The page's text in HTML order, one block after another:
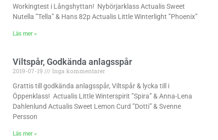
Workingtest i Långshyttan! Nybörjarklass Actualis Sweet
Nutella ”Tella” & Hans 82p Actualis Little Winterlight ”Phoenix”
Läs mer »
Viltspår, Godkända anlagsspår
2019-07-19
Inga kommentarer
Grattis till godkända anlagsspår, Viltspår & lycka till i
Öppenklass! Actualis Little Winterspirit ”Spira” & Anna-Lena
Dahlenlund Actualis Sweet Lemon Curd ”Dotti” & Svenne
Persson
Läs mer »